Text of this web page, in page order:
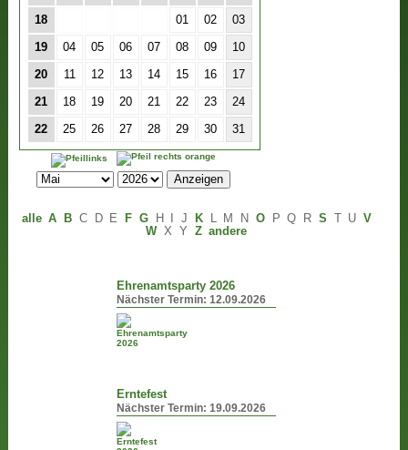
18 01 02 03
19 04 05 06 07 08 09 10
20 11 12 13 14 15 16 17
21 18 19 20 21 22 23 24
22 25 26 27 28 29 30 31
alle A B C D E F G H J K L M N O P Q R S U V
W X Y Z andere
Ehrenamtsparty 2026
Nächster Termin:12.09.2026
Erntefest
Nächster Termin:19.09.2026